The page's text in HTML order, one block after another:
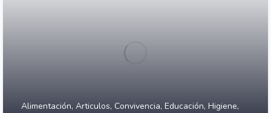
Alimentación, Articulos, Convivencia, Educación, Higiene,